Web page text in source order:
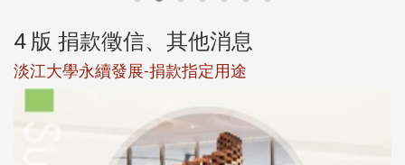
4 版 捐款徵信、其他消息
淡江大學永續發展-捐款指定用途